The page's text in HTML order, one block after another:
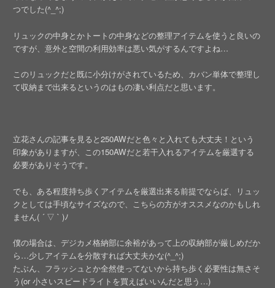
つでした(^_^;)
リュックの中身とかトートの中身などの整理アイテムを使うと良いの
ですが、意外と空間の利用効率は悪い気がするんですよね…
このリュックだと既に小分けがされているため、カバン単体で整理し
て収納まで出来るというのはもの凄い利点だと思います。
立花さんの記事を見ると250AWだと色々と入れても大丈夫！という
印象がありますが、この150AWだと若干入れるアイテムを厳選する
必要がありそうです。
でも、ある程度持ち歩くアイテムを厳選出来る前提でならば、リュッ
クとしては手頃なサイズなので、こちらの方がオススメなのかもしれ
ません( ´ ▽ ` )ﾉ
僕の場合は、デジカメ格納部に余裕があって上の収納部が厳しめだか
ら…少しアイテムを分散すれば大丈夫かな(^_^;)
たぶん、フラッシュとか全然使ってないから持ち歩く必要性は無さそ
う(or 小さいスピードライトを買えばいいんだと思う…)